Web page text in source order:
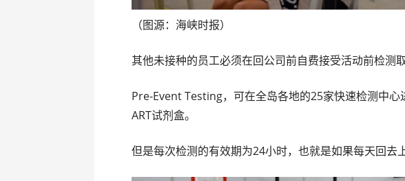
（图源：海峡时报）
其他未接种的员工必须在回公司前自费接受活动前检测
Pre-Event Testing，可在全岛各地的25家快速检测中
ART试剂盒。
但是每次检测的有效期为24小时，也就是如果每天回去